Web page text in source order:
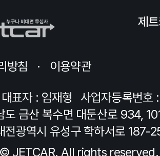
제
방침 이용약관
대표자 : 임재형
사업자등록번
도 금산 복수면 대둔산로 934,
전광역시 유성구 학하서로 187-
JETCAR. All rights reserved.